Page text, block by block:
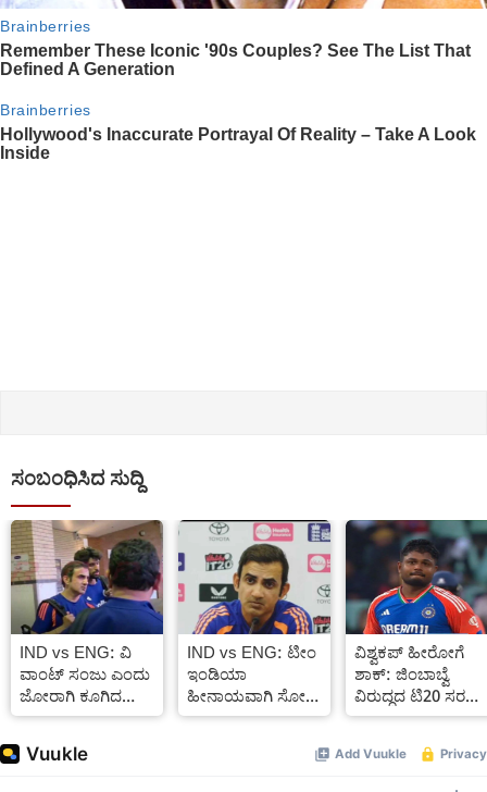
ಸಂಬಂಧಿಸಿದ ಸುದ್ದಿ
IND vs ENG: ವಿ
ವಾಂಟ್ ಸಂಜು ಎಂದು
ಜೋರಾಗಿ ಕೂಗಿದ
ಫ್ಯಾನ್ಸ್: ಗಂಭೀರ್,
ಮುಖಭಾವ
IND vs ENG: ಟೀಂ
ಇಂಡಿಯಾ
ಹೀನಾಯವಾಗಿ ಸೋತ
ಮೇಲೂ
ವಿಶ್ವಕಪ್ ಹೀರೋಗೆ
ಶಾಕ್: ಜಿಂಬಾಬ್ವೆ
ವಿರುದ್ಧದ ಟಿ20
ಸಂಜು ಸ್ಯಾಮ್ಸನ್ ಗೆ